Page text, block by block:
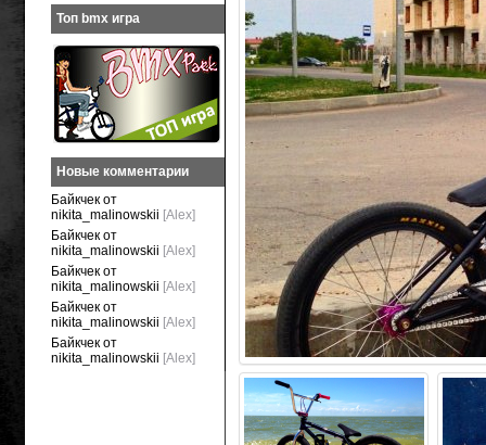
Топ bmx игра
Новые комментарии
Байкчек от
nikita_malinowskii [Alex]
Байкчек от
nikita_malinowskii [Alex]
Байкчек от
nikita_malinowskii [Alex]
Байкчек от
nikita_malinowskii [Alex]
Байкчек от
nikita_malinowskii [Alex]